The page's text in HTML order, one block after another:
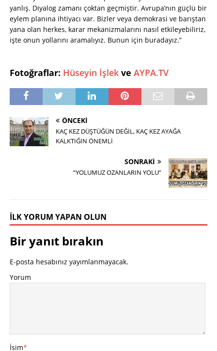
yanlış. Diyalog zamanı çoktan geçmiştir. Avrupa’nın güçlü bir
eylem planına ihtiyacı var. Bizler veya demokrasi ve barıştan
yana olan herkes, karar mekanizmalarını nasıl etkileyebiliriz,
işte onun yollarını aramalıyız. Bunun için buradayız.”
Fotoğraflar: Hüseyin İşlek ve AYPA.TV
ÖNCEKI
KAÇ KEZ DÜŞTÜĞÜN DEĞİL, KAÇ KEZ AYAĞA
KALKTIĞIN ÖNEMLİ
SONRAKI
“YOLUMUZ OZANLARIN YOLU”
İLK YORUM YAPAN OLUN
Bir yanıt bırakın
E-posta hesabınız yayımlanmayacak.
Yorum
İsim*